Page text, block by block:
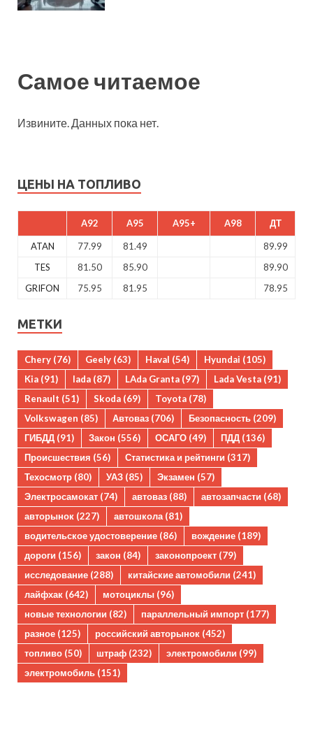
Самое читаемое
Извините. Данных пока нет.
ЦЕНЫ НА ТОПЛИВО
A92 A95 A95+ A98 ДТ
ATAN 77.99 81.49
89.99
TES
81.50 85.90
89.90
GRIFON
75.95 81.95 78.95
МЕТКИ
Chery (76) Geely (63) Haval (54) Hyundai (105)
Kia (91) lada (87) LAda Granta (97) Lada Vesta (91)
Renault (51) Skoda (69) Toyota (78)
Volkswagen (85) Автоваз (706) Безопасность (209)
ГИБДД (91) Закон (556) ОСАГО (49) ПДД (136)
Происшествия (56) Статистика и рейтинги (317)
Техосмотр (80) УАЗ (85) Экзамен (57)
Электросамокат (74) автоваз (88) автозапчасти (68)
авторынок (227) автошкола(81)
водительское удостоверение (86) вождение (189)
дороги (156) закон (84) законопроект (79)
исследование (288) китайские автомобили (241)
лайфхак (642) мотоциклы (96)
новые технологии (82) параллельный импорт (177)
разное (125) российский авторынок (452)
топливо (50) штраф (232) электромобили (99)
электромобиль (151)